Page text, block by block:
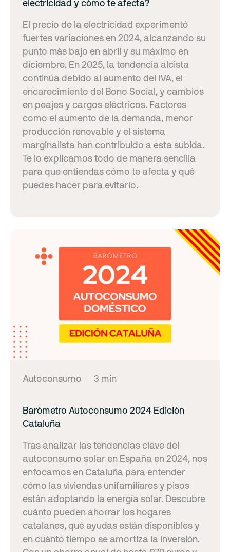
electricidad y cómo te afecta?
El precio de la electricidad experimentó
fuertes variaciones en 2024, alcanzando su
punto más bajo en abril y su máximo en
diciembre. En 2025, la tendencia alcista
continúa debido al aumento del IVA, el
encarecimiento del Bono Social, y cambios
en peajes y cargos eléctricos. Factores
como el aumento de la demanda, menor
producción renovable y el sistema
marginalista han contribuido a esta subida.
Te lo explicamos todo de manera sencilla
para que entiendas cómo te afecta y qué
puedes hacer para evitarlo.
Autoconsumo 3 min
Barómetro Autoconsumo 2024 Edición
Cataluña
Tras analizar las tendencias clave del
autoconsumo solar en España en 2024, nos
enfocamos en Cataluña para entender
cómo las viviendas unifamiliares y pisos
están adoptando la energía solar. Descubre
cuánto pueden ahorrar los hogares
catalanes, qué ayudas están disponibles y
en cuánto tiempo se amortiza la inversión.